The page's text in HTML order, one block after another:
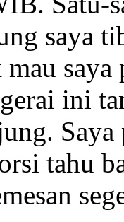
saya
mau
ini
Saya
tahu